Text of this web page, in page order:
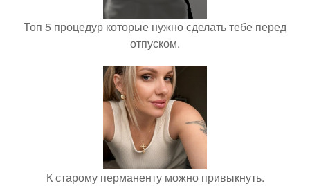
Топ 5 процедур которые нужно сделать тебе перед
отпуском.
К старому перманенту можно привыкнуть.